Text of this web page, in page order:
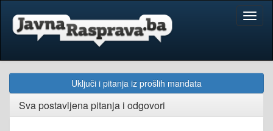
Uključi i pitanja iz prošlih mandata
Sva postavljena pitanja i odgovori